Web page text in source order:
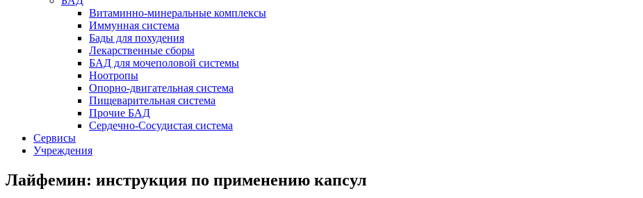
Витаминно-минеральные комплексы
Иммунная система
Бады для похудения
Лекарственные сборы
БАД для мочеполовой системы
Ноотропы
Опорно-двигательная система
Пищеварительная система
Прочие БАД
Сердечно-Сосудистая система
Сервисы
Учреждения
Лайфемин: инструкция по применению капсул